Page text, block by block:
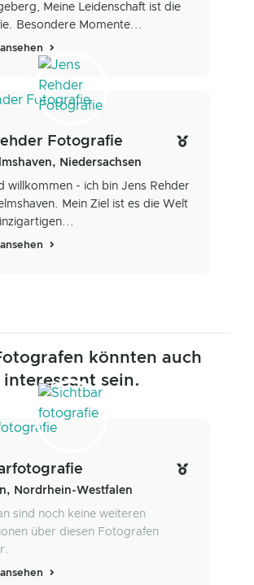
Meine Leidenschaft ist die
Besondere Momente...
Fotografie
Niedersachsen
willkommen - ich bin Jens Rehder
Mein Ziel ist es die Welt
könnten auch
interessant sein.
Nordrhein-Westfalen
sind noch keine weiteren
über diesen Fotografen